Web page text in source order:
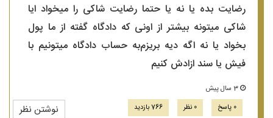
رضایت بده یا نه یا حتما رضایت شاکی را میخواد ایا
شاکی میتونه بیشتر از اونی که دادگاه گفته از ما پول
بخواد یا نه اگه دیه بریزم‌به حساب دادگاه میتونیم با
فیش یا سند ازادش کنیم
0 پاسخ
0 نظر 766 بازدید نوشتن نظر